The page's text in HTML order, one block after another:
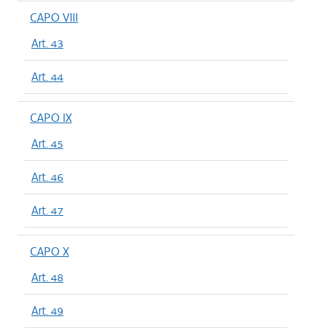
CAPO VIII
Art. 43
Art. 44
CAPO IX
Art. 45
Art. 46
Art. 47
CAPO X
Art. 48
Art. 49